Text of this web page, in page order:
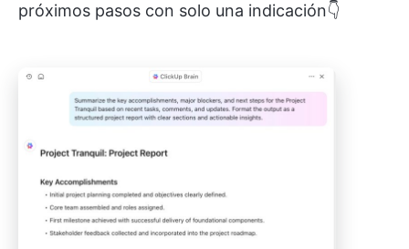
próximos pasos con solo una indicación👇